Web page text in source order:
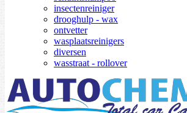
insectenreiniger
drooghulp - wax
ontvetter
wasplaatsreinigers
diversen
wasstraat - rollover